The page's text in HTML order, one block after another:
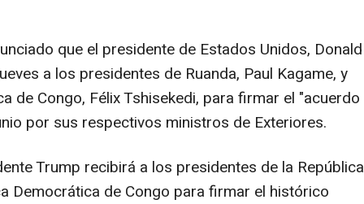
que el presidente de Estados Unidos, Donald
a los presidentes de Ruanda, Paul Kagame, y
de Congo, Félix Tshisekedi, para firmar el "acuerdo
por sus respectivos ministros de Exteriores.
Trump recibirá a los presidentes de la República
Democrática de Congo para firmar el histórico